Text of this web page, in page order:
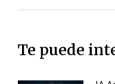
Te puede